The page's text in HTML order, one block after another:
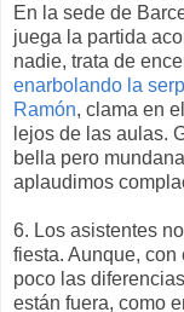
En la sede de
juega la partida
nadie, trata de
enarbolando la
Ramón, clama en
lejos de las aulas.
bella pero
aplaudimos
6. Los asistentes
fiesta. Aunque,
poco las
están fuera, como